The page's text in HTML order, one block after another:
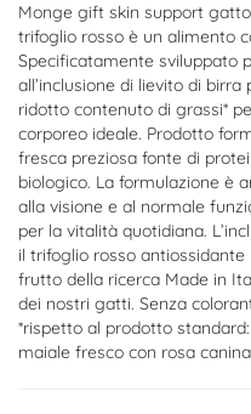
Monge gift skin support
trifoglio rosso è un alimento
Specificatamente sviluppato
all’inclusione di lievito di
ridotto contenuto di grassi*
corporeo ideale. Prodotto
fresca preziosa fonte di
biologico. La formulazione è
alla visione e al normale
per la vitalità quotidiana.
il trifoglio rosso
frutto della ricerca Made in
dei nostri gatti. Senza
*rispetto al prodotto
maiale fresco con rosa